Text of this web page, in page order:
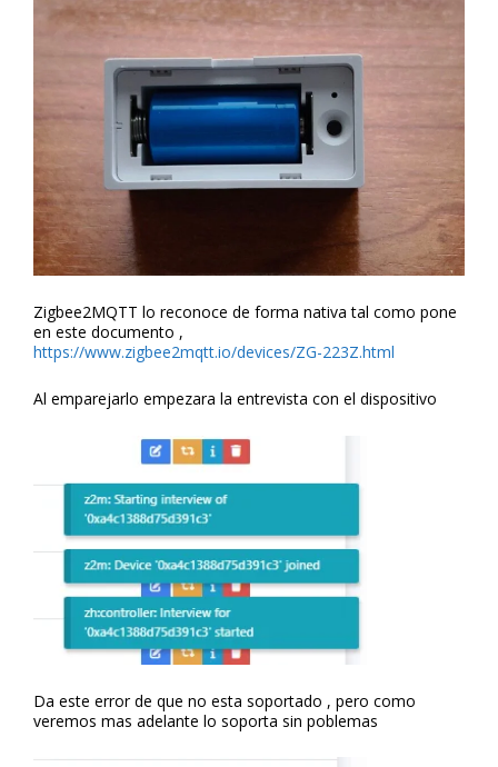
Zigbee2MQTT lo reconoce de forma nativa tal como pone
en este documento ,
https://www.zigbee2mqtt.io/devices/ZG-223Z.html
Al emparejarlo empezara la entrevista con el dispositivo
Da este error de que no esta soportado , pero como
veremos mas adelante lo soporta sin poblemas